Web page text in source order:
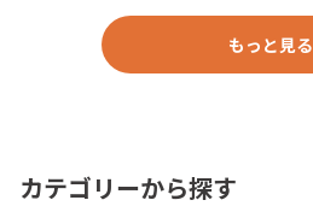
もっと見る
カテゴリーから探す